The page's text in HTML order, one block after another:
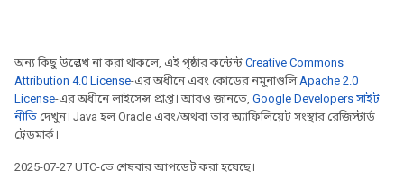
অন্য কিছু উল্লেখ না করা থাকলে, এই পৃষ্ঠার কন্টেন্ট Creative Commons
Attribution 4.0 License-এর অধীনে এবং কোডের নমুনাগুলিApache 2.0
License-এর অধীনে লাইসেন্স প্রাপ্ত। আরও জানতে, Google Developers সাইট
নীতি দেখুন। Java হল Oracle এবং/অথবা তার অ্যাফিলিয়েট সংস্থার রেজিস্টার্ড
ট্রেডমার্ক।
2025-07-27 UTC-তে শেষবার আপডেট করা হয়েছে।